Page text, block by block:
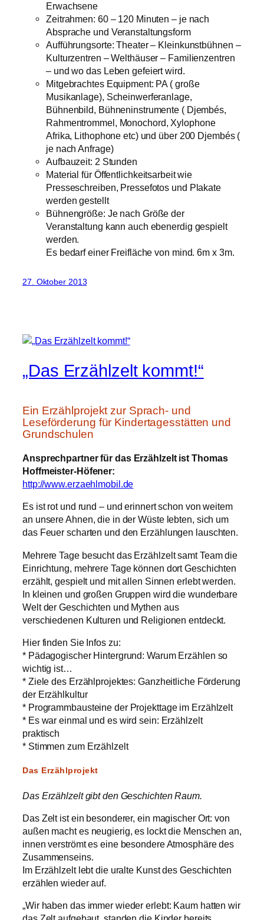
Erwachsene
Zeitrahmen: 60 – 120 Minuten – je nach
Absprache und Veranstaltungsform
Aufführungsorte: Theater – Kleinkunstbühnen –
Kulturzentren – Welthäuser – Familienzentren
– und wo das Leben gefeiert wird.
Mitgebrachtes Equipment: PA ( große
Musikanlage), Scheinwerferanlage,
Bühnenbild, Bühneninstrumente ( Djembés,
Rahmentrommel, Monochord, Xylophone
Afrika, Lithophone etc) und über 200 Djembés (
je nach Anfrage)
Aufbauzeit: 2 Stunden
Material für Öffentlichkeitsarbeit wie
Presseschreiben, Pressefotos und Plakate
werden gestellt
Bühnengröße: Je nach Größe der
Veranstaltung kann auch ebenerdig gespielt
werden.
Es bedarf einer Freifläche von mind. 6m x 3m.
27. Oktober 2013
„Das Erzählzelt kommt!“
Ein Erzählprojekt zur Sprach- und
Leseförderung für Kindertagesstätten und
Grundschulen
Ansprechpartner für das Erzählzelt ist Thomas
Hoffmeister-Höfener:
http://www.erzaehlmobil.de
Es ist rot und rund – und erinnert schon von weitem
an unsere Ahnen, die in der Wüste lebten, sich um
das Feuer scharten und den Erzählungen lauschten.
Mehrere Tage besucht das Erzählzelt samt Team die
Einrichtung, mehrere Tage können dort Geschichten
erzählt, gespielt und mit allen Sinnen erlebt werden.
In kleinen und großen Gruppen wird die wunderbare
Welt der Geschichten und Mythen aus
verschiedenen Kulturen und Religionen entdeckt.
Hier finden Sie Infos zu:
* Pädagogischer Hintergrund: Warum Erzählen so
wichtig ist…
* Ziele des Erzählprojektes: Ganzheitliche Förderung
der Erzählkultur
* Programmbausteine der Projekttage im Erzählzelt
* Es war einmal und es wird sein: Erzählzelt
praktisch
* Stimmen zum Erzählzelt
Das Erzählprojekt
Das Erzählzelt gibt den Geschichten Raum.
Das Zelt ist ein besonderer, ein magischer Ort: von
außen macht es neugierig, es lockt die Menschen an,
innen verströmt es eine besondere Atmosphäre des
Zusammenseins.
Im Erzählzelt lebt die uralte Kunst des Geschichten
erzählen wieder auf.
„Wir haben das immer wieder erlebt: Kaum hatten wir